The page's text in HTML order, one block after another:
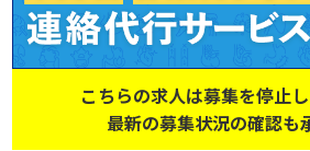
こちらの求人は募集を停止し
最新の募集状況の確認も